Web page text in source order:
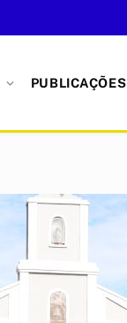
PUBLICAÇÕES